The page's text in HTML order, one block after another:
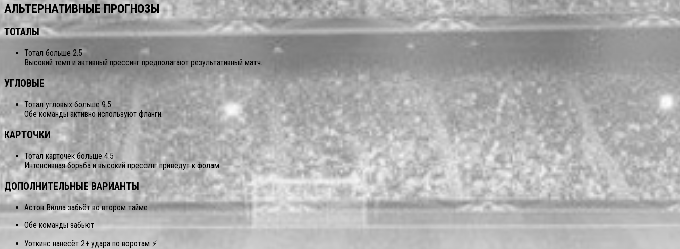
АЛЬТЕРНАТИВНЫЕ ПРОГНОЗЫ
ТОТАЛЫ
Тотал больше 2.5
Высокий темп и активный прессинг предполагают результативный матч.
УГЛОВЫЕ
Тотал угловых больше 9.5
Обе команды активно используют фланги.
КАРТОЧКИ
Тотал карточек больше 4.5
Интенсивная борьба и высокий прессинг приведут к фолам.
ДОПОЛНИТЕЛЬНЫЕ ВАРИАНТЫ
Астон Вилла забьёт во втором тайме
Обе команды забьют
Уоткинс нанесёт 2+ удара по воротам ⚡